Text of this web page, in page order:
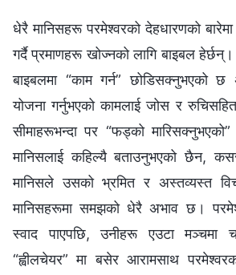
धेरै मानिसहरू परमेश्‍वरको देहधारणको
गर्दै प्रमाणहरू खोज्नको लागि बाइबल
बाइबलमा “काम गर्न” छोडिसक्नुभएको
योजना गर्नुभएको कामलाई जोस र
सीमाहरूभन्दा पर “फड्को
मानिसलाई कहिल्यै बताउनुभएको छैन,
मानिसले उसको भ्रमित र अस्तव्यस्त
मानिसहरूमा समझको धेरै अभाव छ।
स्वाद पाएपछि, उनीहरू एउटा मञ्‍चमा
“ह्वीलचेयर” मा बसेर आरामसाथ